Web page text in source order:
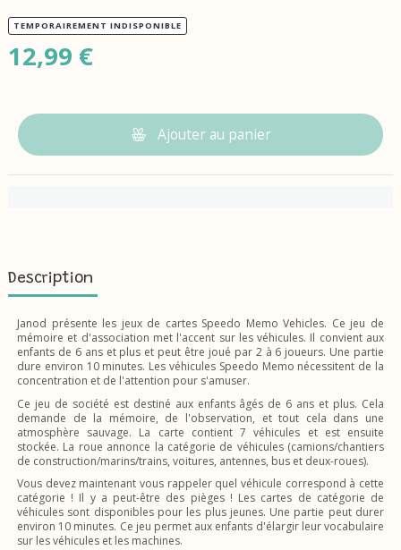
TEMPORAIREMENT INDISPONIBLE
12,99 €
Ajouter au panier
Description
Janod présente les jeux de cartes Speedo Memo Vehicles. Ce jeu de
mémoire et d'association met l'accent sur les véhicules. Il convient aux
enfants de 6 ans et plus et peut être joué par 2 à 6 joueurs. Une partie
dure environ 10 minutes. Les véhicules Speedo Memo nécessitent de la
concentration et de l'attention pour s'amuser.
Ce jeu de société est destiné aux enfants âgés de 6 ans et plus. Cela
demande de la mémoire, de l'observation, et tout cela dans une
atmosphère sauvage. La carte contient 7 véhicules et est ensuite
stockée. La roue annonce la catégorie de véhicules (camions/chantiers
de construction/marins/trains, voitures, antennes, bus et deux-roues).
Vous devez maintenant vous rappeler quel véhicule correspond à cette
catégorie ! Il y a peut-être des pièges ! Les cartes de catégorie de
véhicules sont disponibles pour les plus jeunes. Une partie peut durer
environ 10 minutes. Ce jeu permet aux enfants d'élargir leur vocabulaire
sur les véhicules et les machines.